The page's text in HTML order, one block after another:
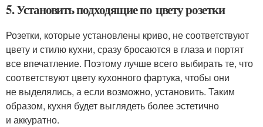
5. Установить подходящие по цвету розетки
Розетки, которые установлены криво, не соответствуют
цвету и стилю кухни, сразу бросаются в глаза и портят
все впечатление. Поэтому лучше всего выбирать те, что
соответствуют цвету кухонного фартука, чтобы они
не выделялись, а если возможно, установить. Таким
образом, кухня будет выглядеть более эстетично
и аккуратно.